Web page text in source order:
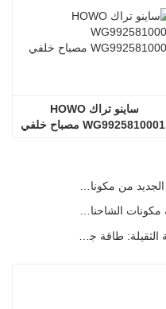
WG9925810001 مصباح خلفي
SDLG تكشف عن تقنية مكونات الشاحنات من الجيل التالي لتعزيز الكفاءة اللوجستية العالمية